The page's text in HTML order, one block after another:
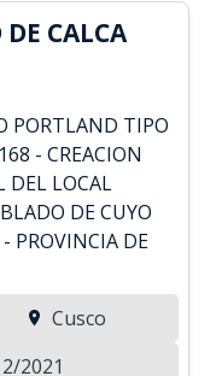
CALCA
PORTLAND TIPO
- CREACION
DEL LOCAL
DE CUYO
PROVINCIA DE
Cusco
2021